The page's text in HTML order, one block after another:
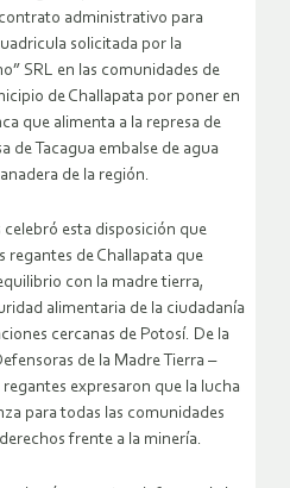
administrativo para
solicitada por la
SRL en las comunidades de
de Challapata por poner en
que alimenta a la represa de
de Tacagua embalse de agua
de la región.
esta disposición que
regantes de Challapata que
con la madre tierra,
alimentaria de la ciudadanía
cercanas de Potosí. De la
de la Madre Tierra –
expresaron que la lucha
para todas las comunidades
frente a la minería.